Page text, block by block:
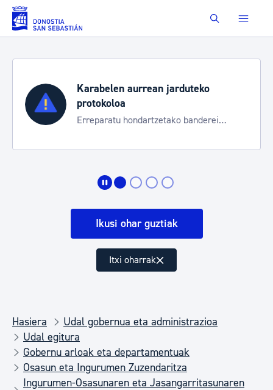
Eduki nagusira joan Buscar
Karabelen aurrean jarduteko
protokoloa
Erreparatu hondartzetako banderei
Ikusi ohar guztiak
Itxi oharrak
Hasiera
Udal gobernua eta administrazioa
Udal egitura
Gobernu arloak eta departamentuak
Osasun eta Ingurumen Zuzendaritza
Ingurumen-Osasunaren eta Jasangarritasunaren